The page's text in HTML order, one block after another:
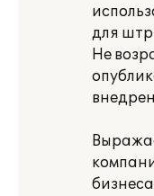
для
Не